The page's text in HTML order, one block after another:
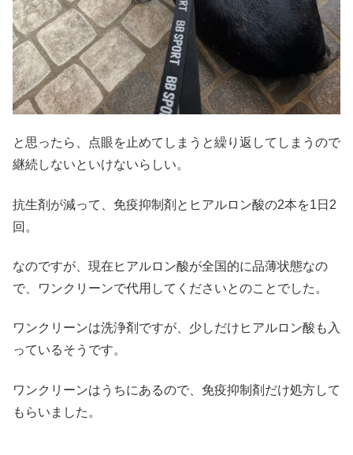
と思ったら、点眼を止めてしまうと繰り返してしまうので
継続しないといけないらしい。
抗生剤が減って、免疫抑制剤とヒアルロン酸の2本を1日2
回。
なのですが、現在ヒアルロン酸が全国的に品薄状態なの
で、ワンクリーンで代用してくださいとのことでした。
ワンクリーンは洗浄剤ですが、少しだけヒアルロン酸も入
っているそうです。
ワンクリーンはうちにあるので、免疫抑制剤だけ処方して
もらいました。